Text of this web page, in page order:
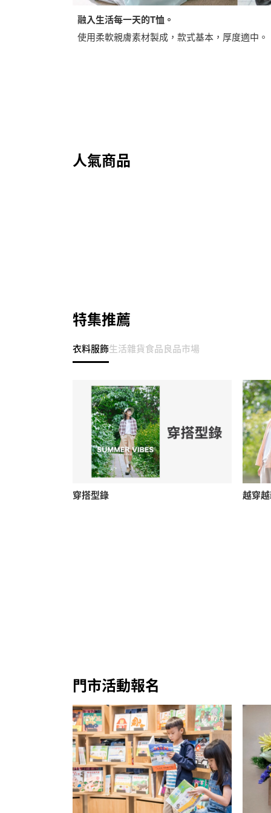
融入生活每一天的T恤。
使用柔軟親膚素材製成，款式基本，厚度適中。
人氣商品
特集推薦
衣料服飾生活雜貨食品良品市場
穿搭型錄 越穿
門市活動報名